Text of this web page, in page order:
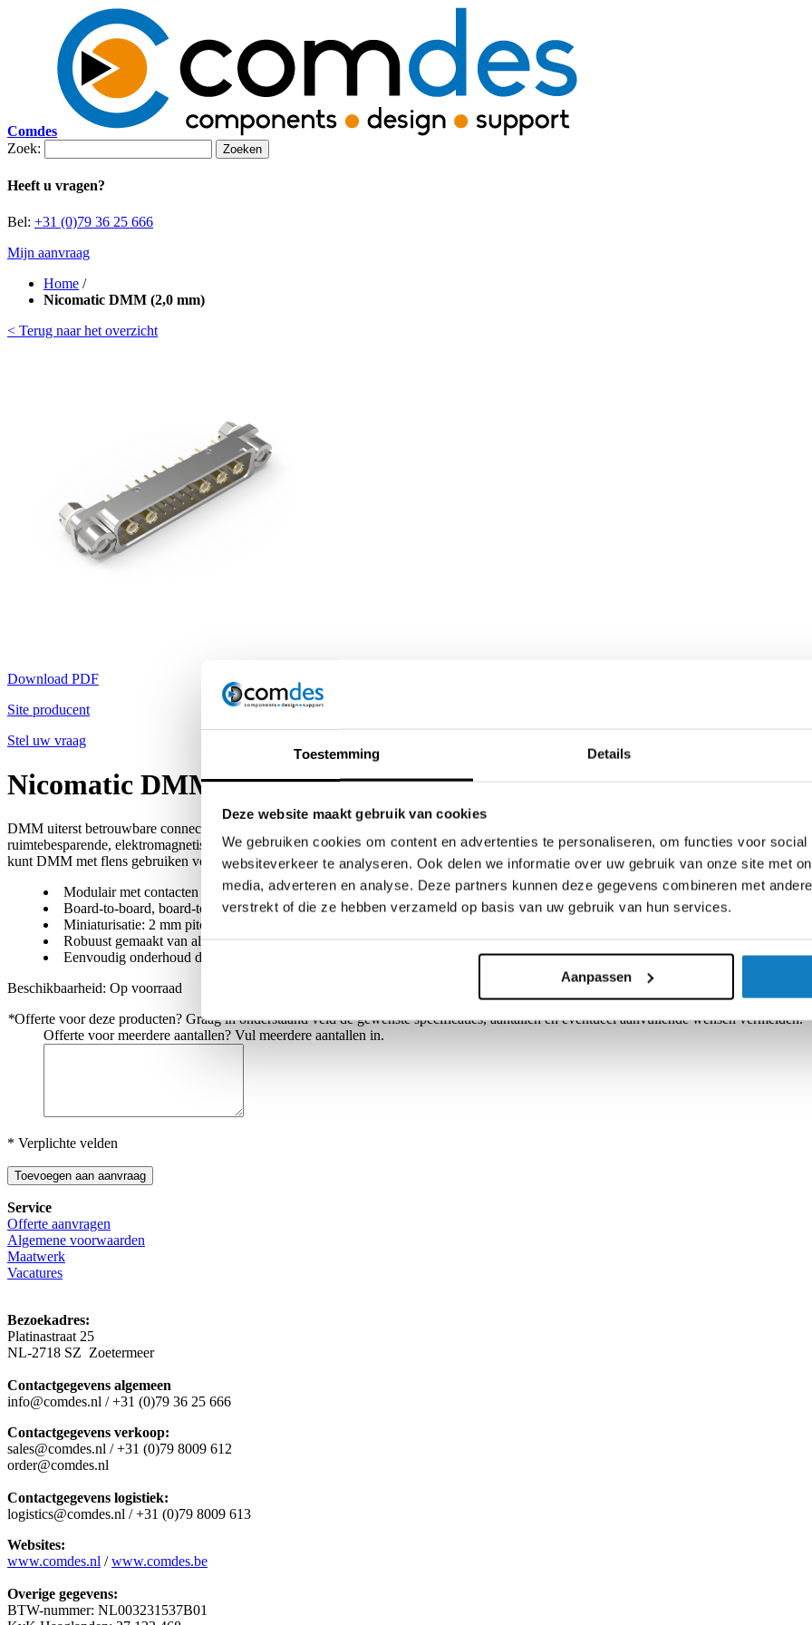
Toestemming Details
Deze website maakt gebruik van cookies
We gebruiken cookies om content en advertenties te personaliseren, om functies voor
websiteverkeer te analyseren. Ook delen we informatie over uw gebruik van onze site met
media, adverteren en analyse. Deze partners kunnen deze gegevens combineren met
verstrekt of die ze hebben verzameld op basis van uw gebruik van hun services.
Aanpassen
Comdes
Zoek:
Zoeken
Heeft u vragen?
Bel: +31 (0)79 36 25 666
Mijn aanvraag
Home /
Nicomatic DMM (2,0 mm)
< Terug naar het overzicht
Download PDF
Site producent
Stel uw vraag
Nicomatic DMM (2,0 mm)
DMM uiterst betrouwbare connectoren voldoen aan de MIL-DTL-83513G uitvoeringen en maken een ruime keuze aan arrangementen
ruimtebesparende, elektromagnetische en mechanische bescherming. Bovendien kunt u backshells uit één stuk of uit twee delen
kunt DMM met flens gebruiken voor een betere afschermingscontinuïteit bij montage op paneel of zonder flens als oplossing met een laag
Modulair met contacten signal (LF), power (HP) en coax (HF) tot 10 miljoen variaties
Board-to-board, board-to-wire, wire-to-wire en panel mount (1 tot 4 rijen contacten)
Miniaturisatie: 2 mm pitch, laag profiel
Robuust gemaakt van aluminium 6061
Eenvoudig onderhoud dankzij demonteerbare contacten
Beschikbaarheid: Op voorraad
*Offerte voor deze producten? Graag in onderstaand veld de gewenste specificaties, aantallen en eventueel aanvullende wensen vermelden.
Offerte voor meerdere aantallen? Vul meerdere aantallen in.
* Verplichte velden
Toevoegen aan aanvraag
Service
Offerte aanvragen
Algemene voorwaarden
Maatwerk
Vacatures
Bezoekadres:
Platinastraat 25
NL-2718 SZ Zoetermeer
Contactgegevens algemeen
info@comdes.nl / +31 (0)79 36 25 666
Contactgegevens verkoop:
sales@comdes.nl / +31 (0)79 8009 612
order@comdes.nl
Contactgegevens logistiek:
logistics@comdes.nl / +31 (0)79 8009 613
Websites:
www.comdes.nl /www.comdes.be
Overige gegevens:
BTW-nummer: NL003231537B01